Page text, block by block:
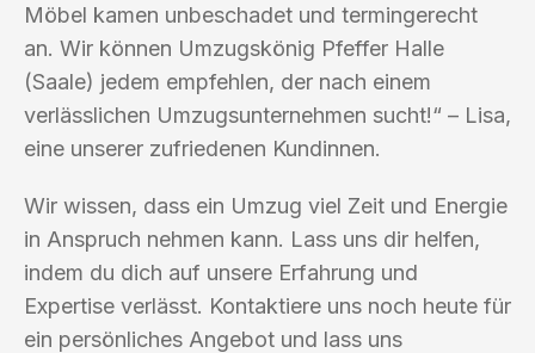
Möbel kamen unbeschadet und termingerecht
an. Wir können Umzugskönig Pfeffer Halle
(Saale) jedem empfehlen, der nach einem
verlässlichen Umzugsunternehmen sucht!“ – Lisa,
eine unserer zufriedenen Kundinnen.
Wir wissen, dass ein Umzug viel Zeit und Energie
in Anspruch nehmen kann. Lass uns dir helfen,
indem du dich auf unsere Erfahrung und
Expertise verlässt. Kontaktiere uns noch heute für
ein persönliches Angebot und lass uns